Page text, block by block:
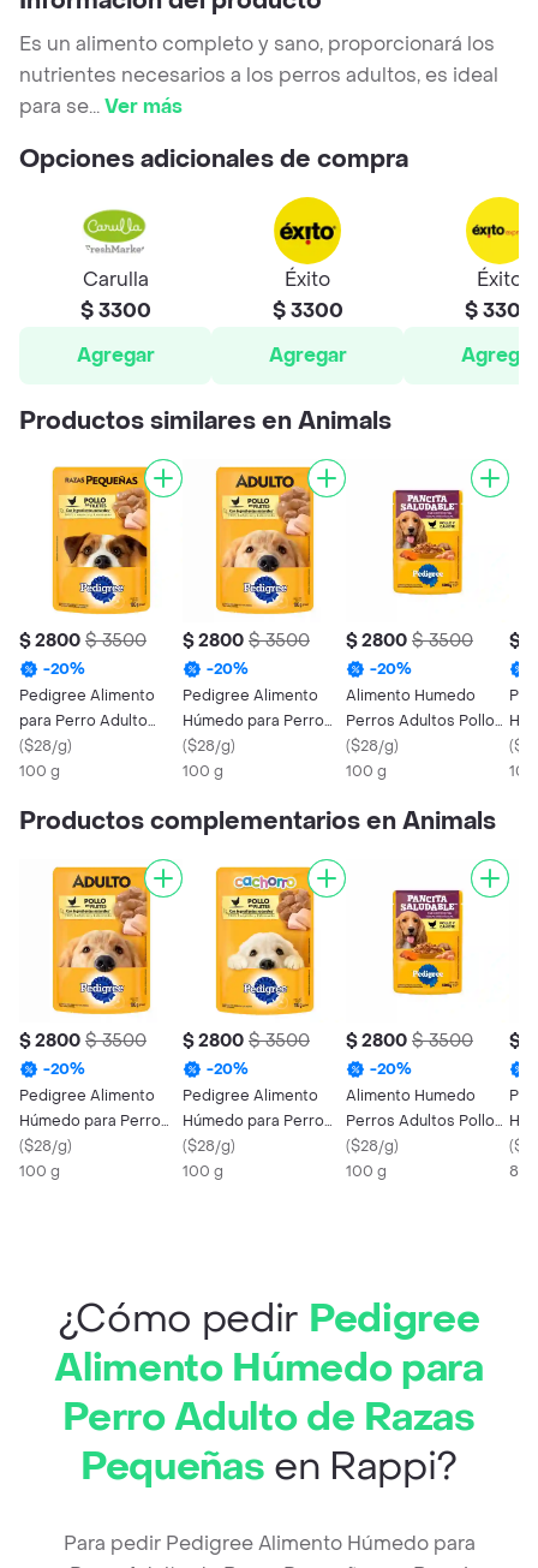
Es un alimento completo y sano, proporcionará los
nutrientes necesarios a los perros adultos, es ideal
para se...Ver más
Opciones adicionales de compra
Carulla
$ 3300
Agregar
Éxito
$ 3300
Agregar
Éxito
$ 3300
Agregar
Productos similares en Animals
$ 2800 $ 3500
-20%
Pedigree Alimento
para Perro Adulto
Raza Pequeña Pollo en
Filetes
($28/g)
100 g
$ 2800 $ 3500
-20%
Pedigree Alimento
Húmedo para Perro
Adulto Sabor Pollo
($28/g)
100 g
$ 2800 $ 3500
-20%
Alimento Humedo
Perros Adultos Pollo
Ca Pedigree
($28/g)
100 g
$
(
Productos complementarios en Animals
$ 2800 $ 3500
-20%
Pedigree Alimento
Húmedo para Perro
Adulto Sabor Pollo
($28/g)
100 g
$ 2800 $ 3500
-20%
Pedigree Alimento
Húmedo para Perro
Cachorro Sabor Pollo
($28/g)
100 g
$ 2800 $ 3500
-20%
Alimento Humedo
Perros Adultos Pollo
Ca Pedigree
($28/g)
100 g
$
(
85
¿Cómo pedir Pedigree
Alimento Húmedo para
Perro Adulto de Razas
Pequeñas en Rappi?
Para pedir Pedigree Alimento Húmedo para